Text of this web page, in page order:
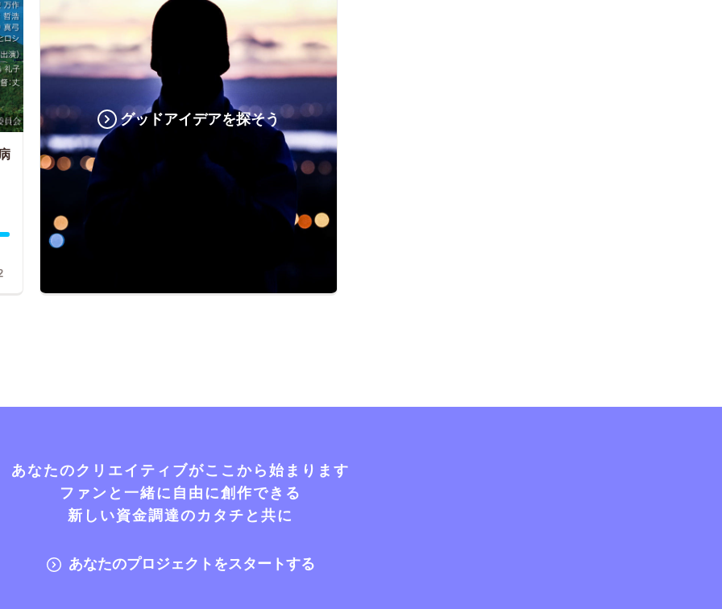
グッドアイデアを探そう
あなたのクリエイティブがここから始まります
ファンと一緒に自由に創作できる
新しい資金調達のカタチと共に
あなたのプロジェクトをスタートする